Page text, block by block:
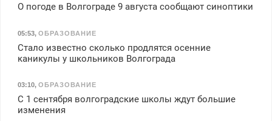
О погоде в Волгограде 9 августа сообщают синоптики
05:53, ОБРАЗОВАНИЕ
Стало известно сколько продлятся осенние
каникулы у школьников Волгограда
03:10, ОБРАЗОВАНИЕ
С 1 сентября волгоградские школы ждут большие
изменения